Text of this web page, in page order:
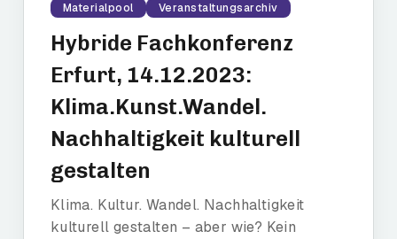
Materialpool Veranstaltungsarchiv
Hybride Fachkonferenz
Erfurt, 14.12.2023:
Klima.Kunst.Wandel.
Nachhaltigkeit kulturell
gestalten
Klima. Kultur. Wandel. Nachhaltigkeit
kulturell gestalten – aber wie? Kein